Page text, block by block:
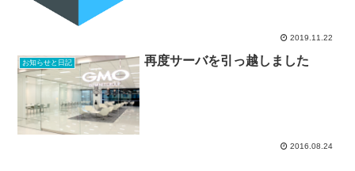
2019.11.22
お知らせと日記 再度サーバを引っ越しました
2016.08.24